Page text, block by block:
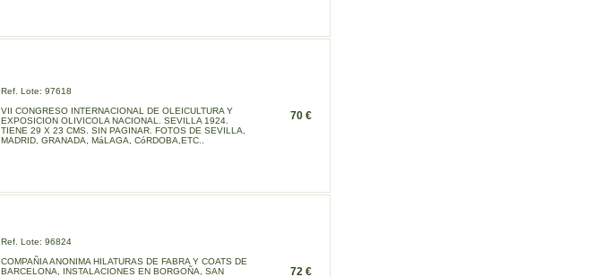
Ref. Lote: 97618
VII CONGRESO INTERNACIONAL DE OLEICULTURA Y
EXPOSICION OLIVICOLA NACIONAL. SEVILLA 1924.
TIENE 29 X 23 CMS. SIN PAGINAR. FOTOS DE SEVILLA,
MADRID, GRANADA, MáLAGA, CóRDOBA,ETC..
70 €
Ref. Lote: 96824
COMPAÑIA ANONIMA HILATURAS DE FABRA Y COATS DE
BARCELONA, INSTALACIONES EN BORGOÑA, SAN
72 €